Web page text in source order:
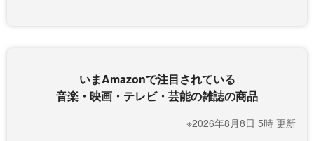
いまAmazonで注目されている
音楽・映画・テレビ・芸能の雑誌の商品
※2026年8月8日 5時 更新